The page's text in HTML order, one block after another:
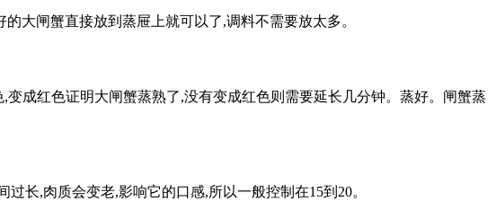
大闸蟹直接放到蒸屉上就可以了,调料不需要放太多。
成红色证明大闸蟹蒸熟了,没有变成红色则需要延长几分钟。蒸好。闸蟹蒸
长,肉质会变老,影响它的口感,所以一般控制在15到20。